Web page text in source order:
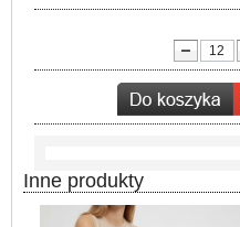
Inne produkty